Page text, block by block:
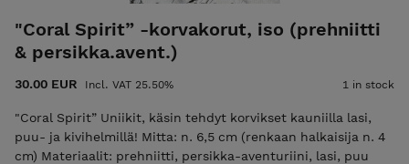
"Coral Spirit” -korvakorut, iso (prehniitti
& persikka.avent.)
30.00 EUR Incl. VAT 25.50% 1 in stock
"Coral Spirit” Uniikit, käsin tehdyt korvikset kauniilla lasi,
puu- ja kivihelmillä! Mitta: n. 6,5 cm (renkaan halkaisija n. 4
cm) Materiaalit: prehniitti, persikka-aventuriini, lasi, puu